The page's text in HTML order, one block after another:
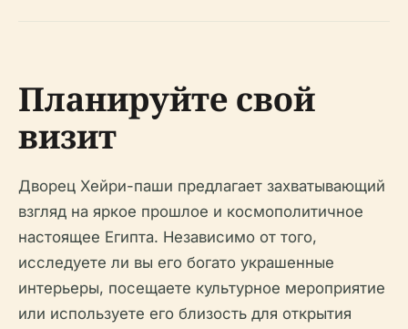
Планируйте свой
визит
Дворец Хейри-паши предлагает захватывающий
взгляд на яркое прошлое и космополитичное
настоящее Египта. Независимо от того,
исследуете ли вы его богато украшенные
интерьеры, посещаете культурное мероприятие
или используете его близость для открытия